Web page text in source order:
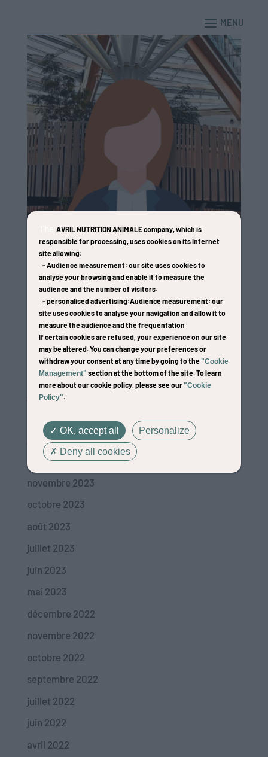
Laura LIMAUX
parAmelie Binard|17/11/23
Archives
janvier 2026
janvier 2024
décembre 2023
novembre 2023
octobre 2023
août 2023
juillet 2023
juin 2023
mai 2023
décembre 2022
novembre 2022
octobre 2022
septembre 2022
juillet 2022
juin 2022
avril 2022
AVRIL NUTRITION ANIMALE company, which is
responsible for processing, uses cookies on its Internet
site allowing:
-Audience measurement: our site uses cookies to
analyse your browsing and enable it to measure the
audience and the number of visitors.
-personalised advertising:Audience measurement: our
site uses cookies to analyse your navigation and allow it to
measure the audience and the frequentation
If certain cookies are refused, your experience on our site
may be altered. You can change your preferences or
withdraw your consent at any time by going to the "Cookie
Management" section at the bottom of the site. To learn
more about our cookie policy, please see our"Cookie
Policy".
OK, accept all Personalize
Deny all cookies